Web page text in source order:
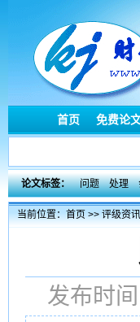
首页 免费论
论文标签： 问题 处理
当前位置：首页>>评级资讯
发布时